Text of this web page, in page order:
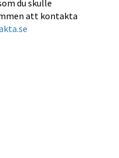
du skulle
att kontakta